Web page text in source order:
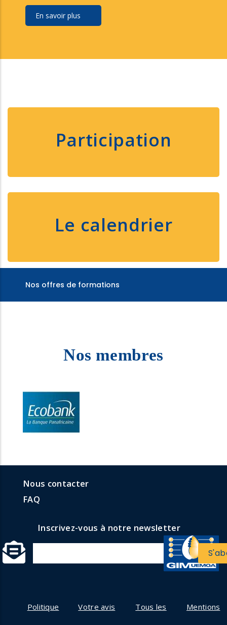
Nos offres de formations
En savoir plus
Participation
Le calendrier
Nos membres
menuNous contacter
FAQ
Inscrivez-vous à notre newsletter
Menu
Politique Votre avis Tous les Mentions